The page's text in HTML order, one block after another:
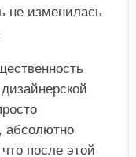
не изменилась
абсолютно
после этой